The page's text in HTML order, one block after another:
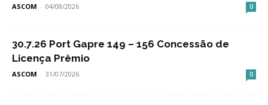
ASCOM - 04/08/2026 0
30.7.26 Port Gapre 149 – 156 Concessão de
Licença Prêmio
ASCOM - 31/07/2026 0